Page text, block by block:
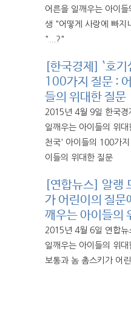
어른을 일깨우는 아이
생 "어떻게 사랑에 빠지
"...?"
[한국경제] `호기
100가지 질문 :
들의 위대한 질문
2015년 4월 9일 한국경
일깨우는 아이들의 위
천국' 아이들의 100가
이들의 위대한 질문
[연합뉴스] 알랭
가 어린이의 질문
깨우는 아이들의
2015년 4월 6일 연합뉴
일깨우는 아이들의 위
보통과 놈 촘스키가 어